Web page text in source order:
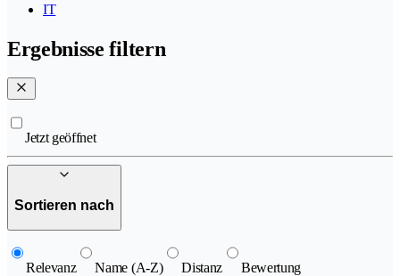
IT
Ergebnisse filtern
Jetzt geöffnet
Sortieren nach
Relevanz Name (A-Z) Distanz Bewertung